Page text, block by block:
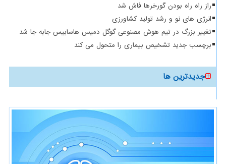
راز راه راه بودن گورخرها فاش شد
انرژی های نو و رشد تولید کشاورزی
تغییر بزرگ در تیم هوش مصنوعی گوگل دمیس هاسابیس جابه جا شد
برچسب جدید تشخیص بیماری را متحول می کند
جدیدترین ها